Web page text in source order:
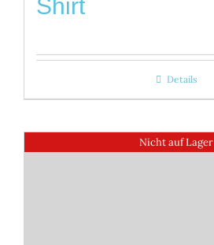
Shirt
Details
Nicht auf Lager